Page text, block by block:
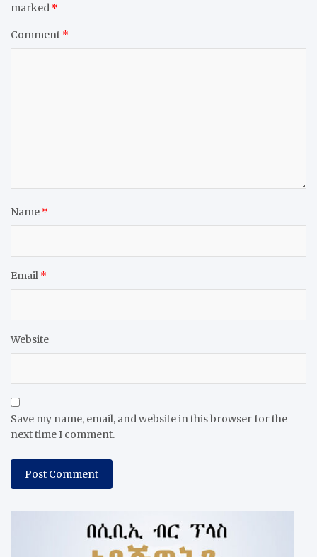
marked *
Comment *
Name *
Email *
Website
Save my name, email, and website in this browser for the
next time I comment.